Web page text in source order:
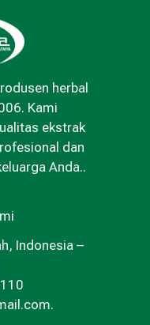
herbal
Kami
ekstrak
dan
Anda..
Indonesia –